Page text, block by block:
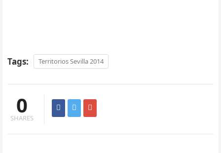
Tags: Territorios Sevilla 2014
0
SHARES